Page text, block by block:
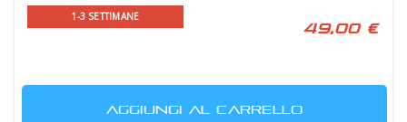
1-3 SETTIMANE
49,00 €
AGGIUNGI AL CARRELLO